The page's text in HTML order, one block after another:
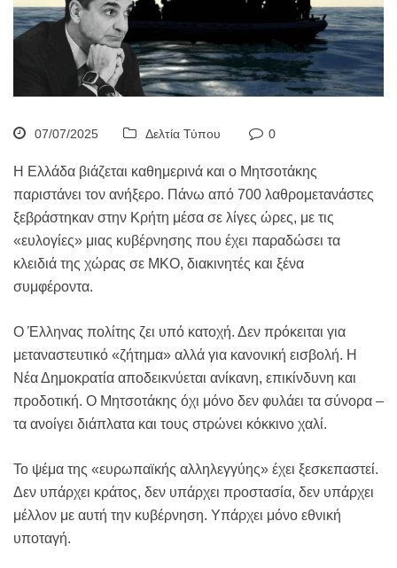
07/07/2025 Δελτία Τύπου 0
Η Ελλάδα βιάζεται καθημερινά και ο Μητσοτάκης
παριστάνει τον ανήξερο. Πάνω από 700 λαθρομετανάστες
ξεβράστηκαν στην Κρήτη μέσα σε λίγες ώρες, με τις
«ευλογίες» μιας κυβέρνησης που έχει παραδώσει τα
κλειδιά της χώρας σε ΜΚΟ, διακινητές και ξένα
συμφέροντα.
Ο Έλληνας πολίτης ζει υπό κατοχή. Δεν πρόκειται για
μεταναστευτικό «ζήτημα» αλλά για κανονική εισβολή. Η
Νέα Δημοκρατία αποδεικνύεται ανίκανη, επικίνδυνη και
προδοτική. Ο Μητσοτάκης όχι μόνο δεν φυλάει τα σύνορα –
τα ανοίγει διάπλατα και τους στρώνει κόκκινο χαλί.
Το ψέμα της «ευρωπαϊκής αλληλεγγύης» έχει ξεσκεπαστεί.
Δεν υπάρχει κράτος, δεν υπάρχει προστασία, δεν υπάρχει
μέλλον με αυτή την κυβέρνηση. Υπάρχει μόνο εθνική
υποταγή.